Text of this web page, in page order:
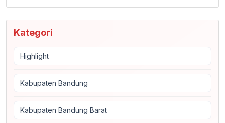
Kategori
Highlight
Kabupaten Bandung
Kabupaten Bandung Barat